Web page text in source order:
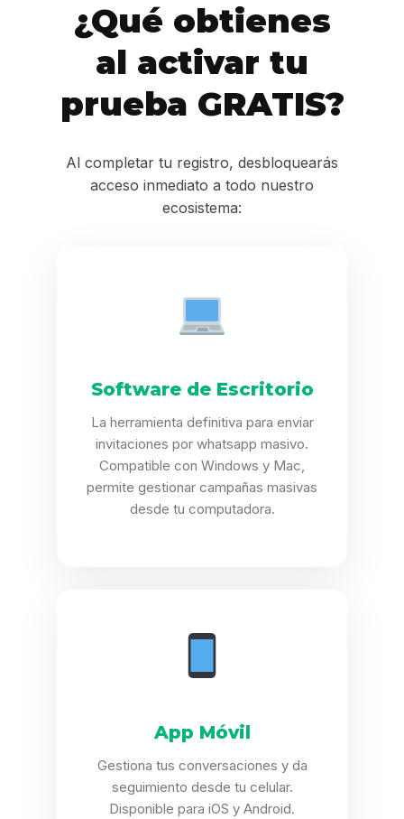
¿Qué obtienes
al activar tu
prueba GRATIS?
Al completar tu registro, desbloquearás
acceso inmediato a todo nuestro
ecosistema:
Software de Escritorio
La herramienta definitiva para enviar
invitaciones por whatsapp masivo.
Compatible con Windows y Mac,
permite gestionar campañas masivas
desde tu computadora.
App Móvil
Gestiona tus conversaciones y da
seguimiento desde tu celular.
Disponible para iOS y Android.